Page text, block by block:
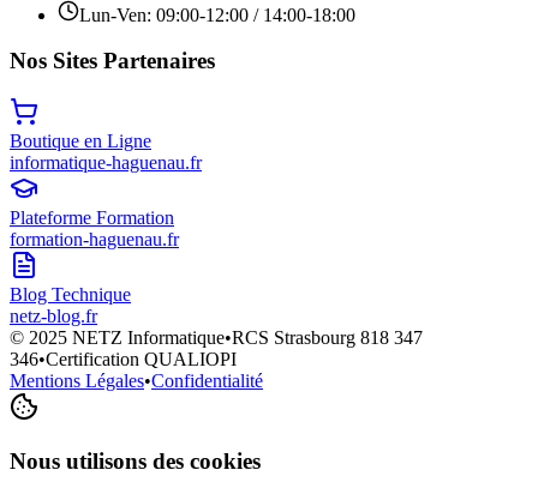
Lun-Ven: 09:00-12:00 / 14:00-18:00
Nos Sites Partenaires
Boutique en Ligne
informatique-haguenau.fr
Plateforme Formation
formation-haguenau.fr
Blog Technique
netz-blog.fr
© 2025 NETZ Informatique•RCS Strasbourg 818 347
346•Certification QUALIOPI
Mentions Légales•Confidentialité
Nous utilisons des cookies